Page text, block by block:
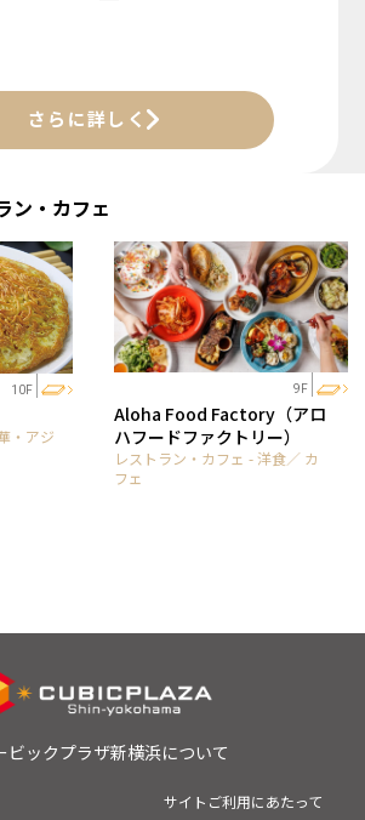
さらに詳しく
ン・カフェ
10F
・アジ
9F
Aloha Food Factory（アロ
ハフードファクトリー）
レストラン・カフェ - 洋食／ カ
フェ
ビックプラザ新横浜について
サイトご利用にあたって